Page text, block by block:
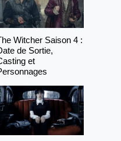
Witcher Saison 4 :
de Sortie,
et